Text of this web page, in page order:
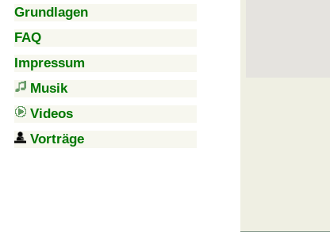
Grundlagen
FAQ
Impressum
Musik
Videos
Vorträge